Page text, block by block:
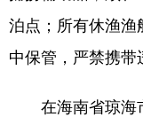
泊点；所有休渔
中保管，严禁携带
在海南省琼海